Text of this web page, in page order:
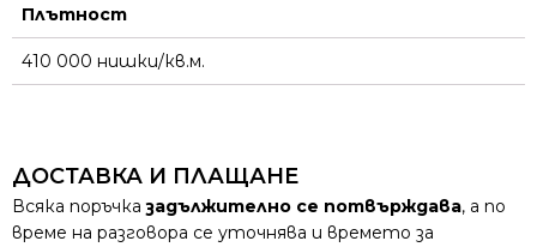
Плътност
410 000 нишки/кв.м.
ДОСТАВКА И ПЛАЩАНЕ
Всяка поръчказадължително се потвърждава, а по
време на разговора се уточнява и времето за